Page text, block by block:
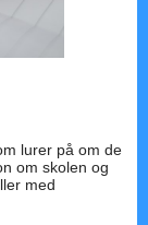
lurer på om de
om skolen og
med